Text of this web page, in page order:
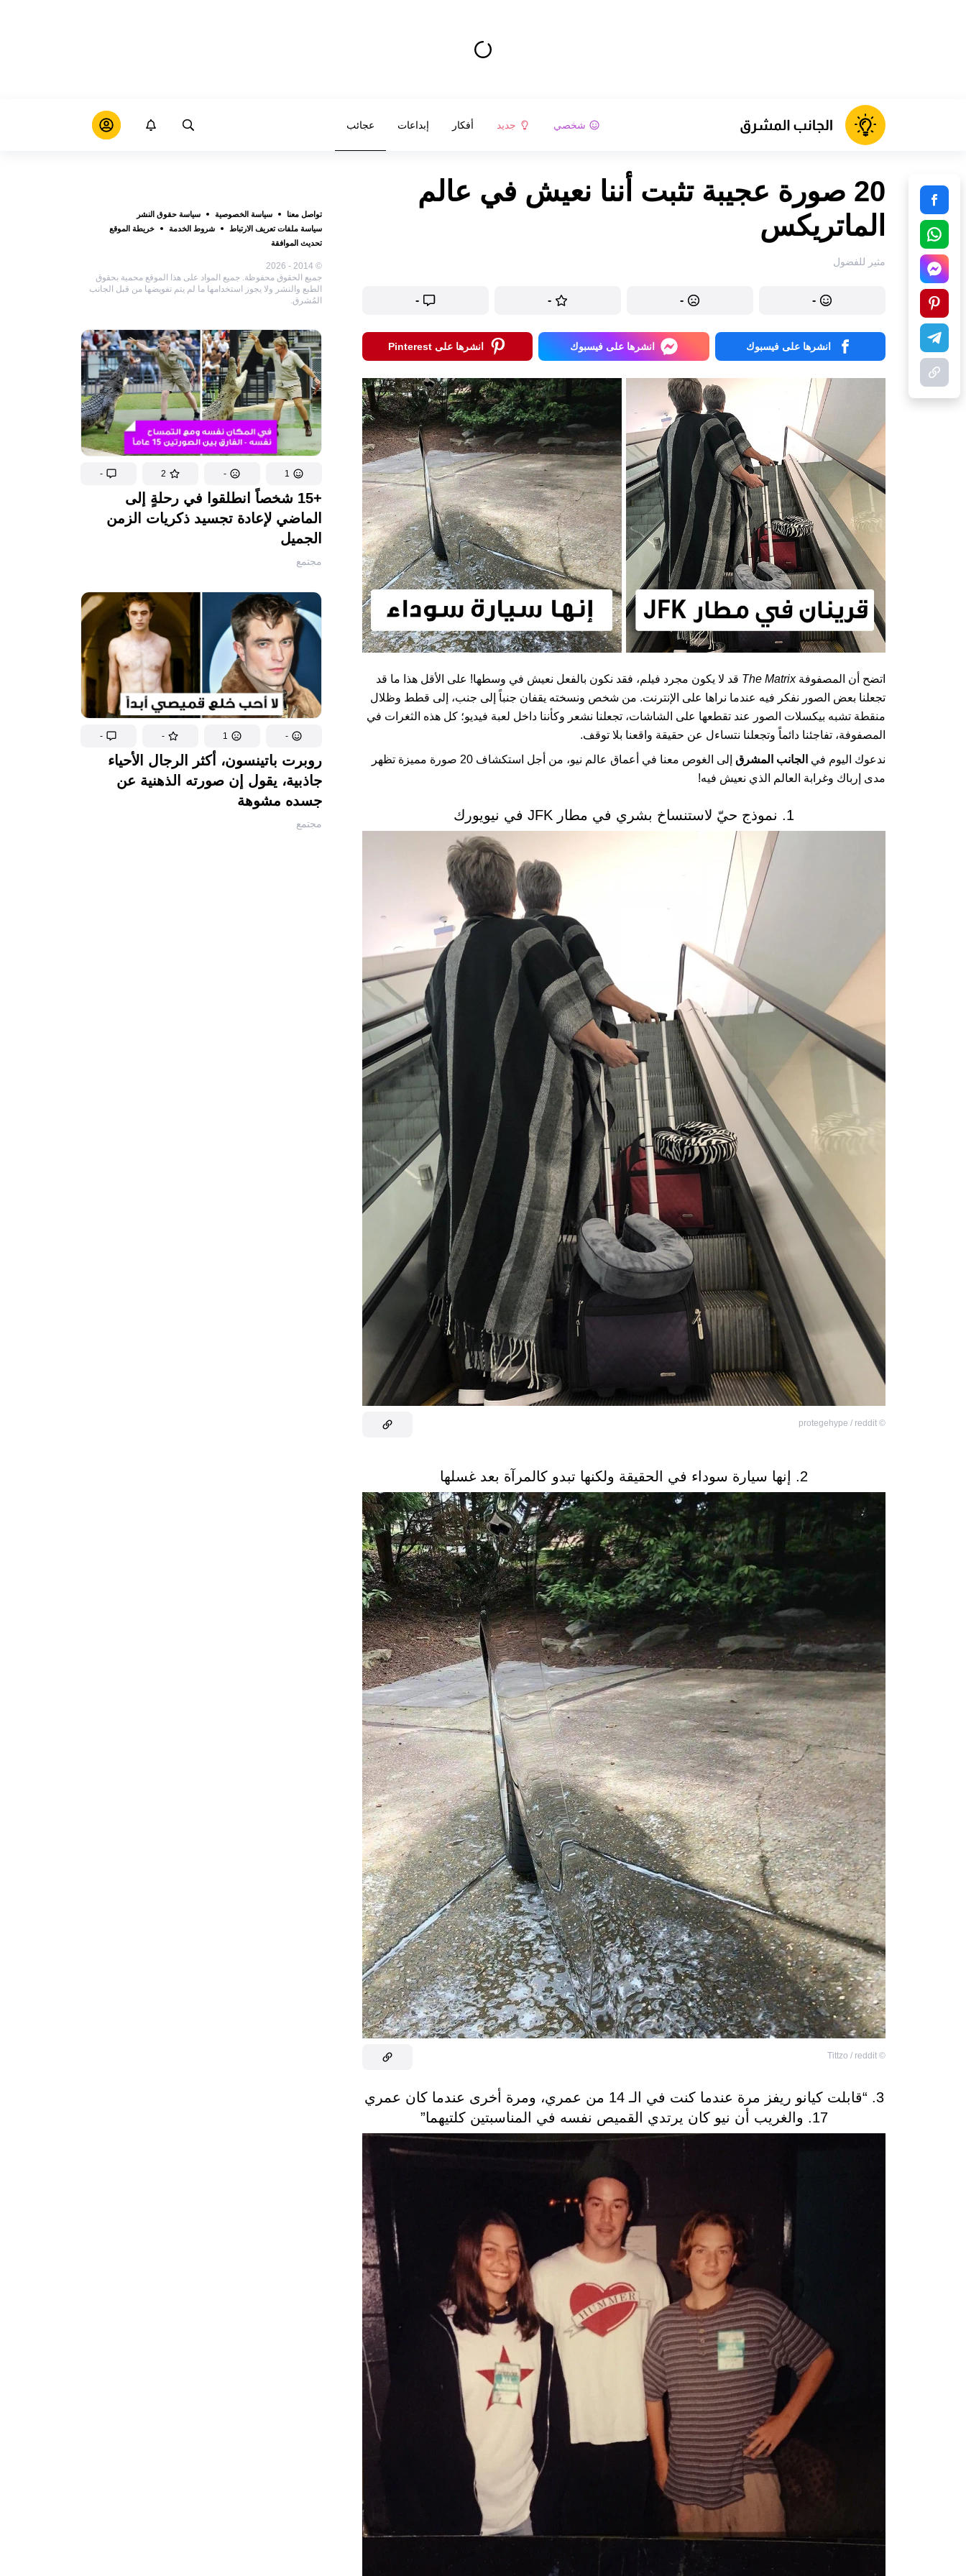
شخصي جديد أفكار إبداعات عجائب
تواصل معنا سياسة الخصوصية
سياسة حقوق النشر
سياسة ملفات تعريف الارتباط
شروط الخدمة
خريطة الموقع
تحديث الموافقة
© 2014 - 2026
جميع الحقوق محفوظة. جميع المواد على هذا الموقع محمية بحقوق
الطبع والنشر ولا يجوز استخدامها ما لم يتم تفويضها من قبل الجانب
المُشرق.
1
-
2
-
+15 شخصاً انطلقوا في رحلةٍ إلى
الماضي لإعادة تجسيد ذكريات الزمن
الجميل
مجتمع
-
1
-
-
روبرت باتينسون، أكثر الرجال الأحياء
جاذبية، يقول إن صورته الذهنية عن
جسده مشوهة
مجتمع
20 صورة عجيبة تثبت أننا نعيش في عالم
الماتريكس
مثير للفضول
-
-
-
-
انشرها على فيسبوك انشرها على فيسبوك انشرها على Pinterest
اتضح أن المصفوفةThe Matrix قد لا يكون مجرد فيلم، فقد نكون بالفعل نعيش في وسطها! على الأقل هذا ما قد
تجعلنا بعض الصور نفكر فيه عندما نراها على الإنترنت. من شخص ونسخته يقفان جنباً إلى جنب، إلى قطط وظلال
منقطة تشبه بيكسلات الصور عند تقطعها على الشاشات، تجعلنا نشعر وكأننا داخل لعبة فيديو؛ كل هذه الثغرات في
المصفوفة، تفاجئنا دائماً وتجعلنا نتساءل عن حقيقة واقعنا بلا توقف.
ندعوك اليوم في الجانب المشرق إلى الغوص معنا
في أعماق عالم نيو، من أجل استكشاف 20 صورة مميزة تظهر
مدى إرباك وغرابة العالم الذي نعيش فيه!
1. نموذج حيّ لاستنساخ بشري في مطار JFK في نيويورك
©
protegehype / reddit
2. إنها سيارة سوداء في الحقيقة ولكنها تبدو كالمرآة بعد غسلها
©
Tittzo / reddit
3. “قابلت كيانو ريفز مرة عندما كنت في الـ 14 من عمري، ومرة أخرى عندما كان عمري
17. والغريب أن نيو كان يرتدي القميص نفسه في المناسبتين كلتيهما”